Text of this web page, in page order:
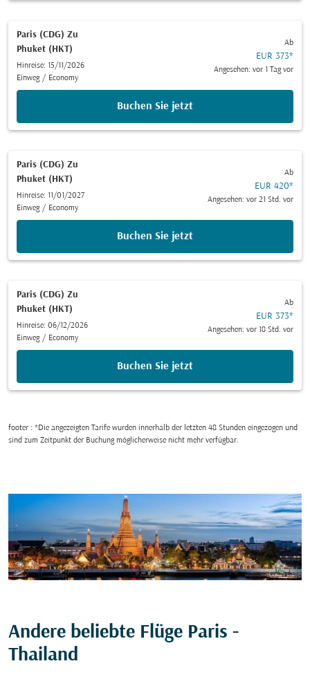
Paris (CDG) Zu
Phuket (HKT)
Hinreise: 15/11/2026
Einweg / Economy
Ab
EUR 373*
Angesehen: vor 1 Tag vor
Buchen Sie jetzt
Paris (CDG) Zu
Phuket (HKT)
Hinreise: 11/01/2027
Einweg / Economy
Ab
EUR 420*
Angesehen: vor 21 Std. vor
Buchen Sie jetzt
Paris (CDG) Zu
Phuket (HKT)
Hinreise: 06/12/2026
Einweg / Economy
Ab
EUR 373*
Angesehen: vor 18 Std. vor
Buchen Sie jetzt
footer : *Die angezeigten Tarife wurden innerhalb der letzten 48 Stunden eingezogen und
sind zum Zeitpunkt der Buchung möglicherweise nicht mehr verfügbar.
Andere beliebte Flüge Paris -
Thailand